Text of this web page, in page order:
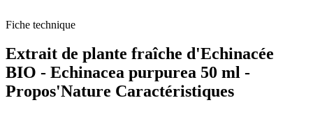
Fiche technique
Extrait de plante fraîche d'Echinacée
BIO - Echinacea purpurea 50 ml -
Propos'Nature Caractéristiques